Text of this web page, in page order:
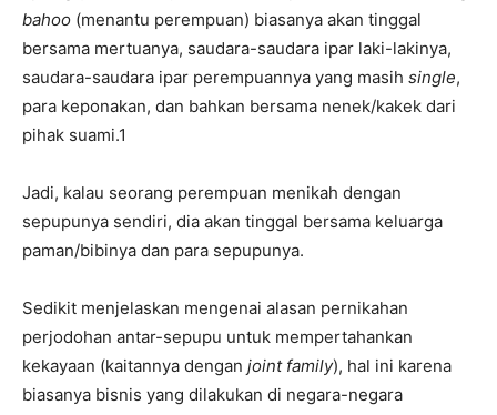
bahoo (menantu perempuan) biasanya akan tinggal
bersama mertuanya, saudara-saudara ipar laki-lakinya,
saudara-saudara ipar perempuannya yang masih single,
para keponakan, dan bahkan bersama nenek/kakek dari
pihak suami.1
Jadi, kalau seorang perempuan menikah dengan
sepupunya sendiri, dia akan tinggal bersama keluarga
paman/bibinya dan para sepupunya.
Sedikit menjelaskan mengenai alasan pernikahan
perjodohan antar-sepupu untuk mempertahankan
kekayaan (kaitannya dengan joint family), hal ini karena
biasanya bisnis yang dilakukan di negara-negara